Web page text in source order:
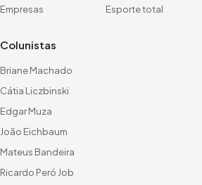
Empresas
Esporte total
Colunistas
Briane Machado
Cátia Liczbinski
Edgar Muza
João Eichbaum
Mateus Bandeira
Ricardo Peró Job